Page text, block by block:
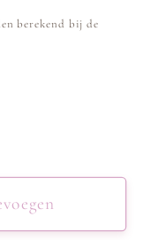
berekend bij de